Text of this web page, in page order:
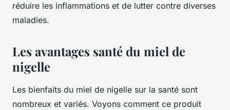
réduire les inflammations et de lutter contre diverses
maladies.
Les avantages santé du miel de
nigelle
Les bienfaits du miel de nigelle sur la santé sont
nombreux et variés. Voyons comment ce produit